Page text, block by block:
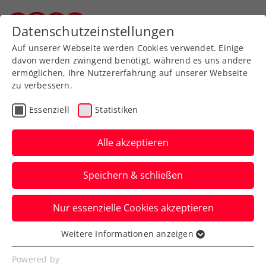
Aktuelle News
News filtern
Datenschutzeinstellungen
Auf unserer Webseite werden Cookies verwendet. Einige
davon werden zwingend benötigt, während es uns andere
ermöglichen, Ihre Nutzererfahrung auf unserer Webseite
zu verbessern.
Essenziell Statistiken
Alle akzeptieren
Speichern & schließen
Nur essenzielle Cookies akzeptieren
Essenziell
Essenzielle Cookies werden für grundlegende
Weitere Informationen anzeigen
Powered by